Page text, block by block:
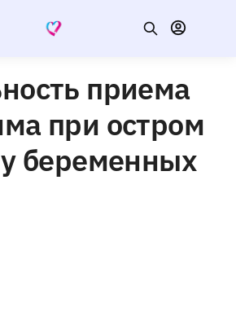
приема
при остром
беременных